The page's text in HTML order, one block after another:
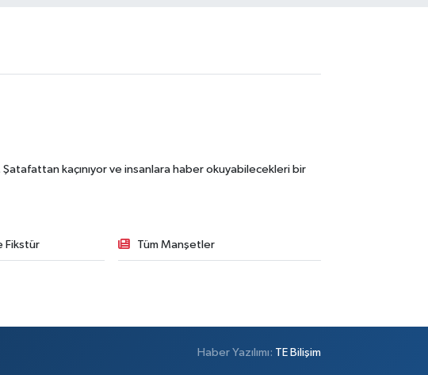
kaçınıyor ve insanlara haber okuyabilecekleri bir
Fikstür Tüm Manşetler
Haber Yazılımı: TE Bilişim